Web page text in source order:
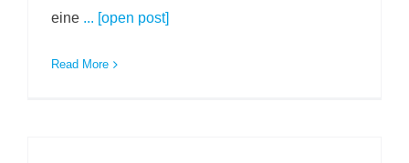
eine ... [open post]
Read More